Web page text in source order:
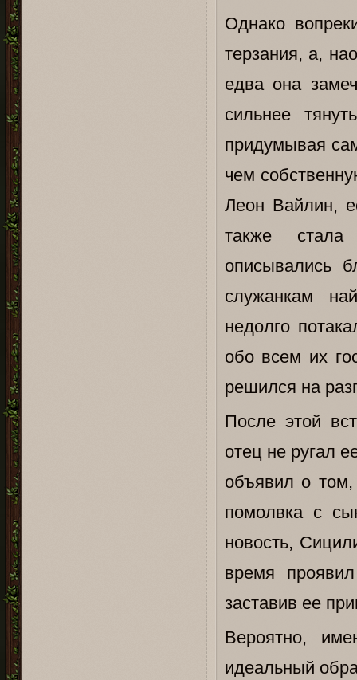
Однако
терзания, а,
едва она
сильнее
придумывая
чем
Леон Вайлин,
также стала
описывались
служанкам
недолго
обо всем их
решился на
После этой
отец не ругал
объявил о том,
помолвка с
новость,
время
заставив ее
Вероятно,
идеальный